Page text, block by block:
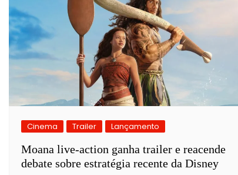
Cinema Trailer Lançamento
Moana live-action ganha trailer e reacende
debate sobre estratégia recente da Disney